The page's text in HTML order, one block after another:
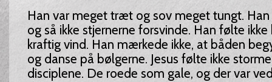
Han var meget træt og sov meget tungt.
og så ikke stjernerne forsvinde. Han følte
kraftig vind. Han mærkede ikke, at båden
og danse på bølgerne. Jesus følte ikke
disciplene. De roede som gale, og der var